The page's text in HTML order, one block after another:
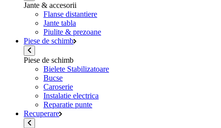
Jante & accesorii
Flanse distantiere
Jante tabla
Piulite & prezoane
Piese de schimb
Piese de schimb
Bielete Stabilizatoare
Bucse
Caroserie
Instalatie electrica
Reparatie punte
Recuperare